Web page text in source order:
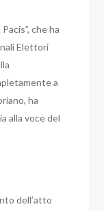
che ha
Elettori
a
ha
alla voce del
dell’atto